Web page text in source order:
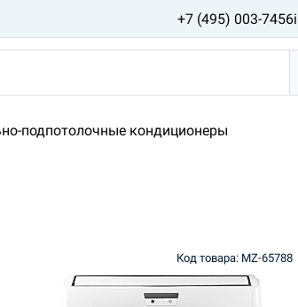
+7 (495) 003-7456
подпотолочные кондиционеры
Код товара: MZ-65788